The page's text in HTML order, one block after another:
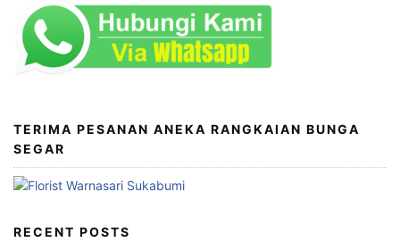
TERIMA PESANAN ANEKA RANGKAIAN BUNGA
SEGAR
RECENT POSTS